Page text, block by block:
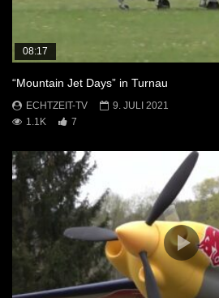
08:17
“Mountain Jet Days” in Turnau
ECHTZEIT-TV
9. JULI 2021
1.1K
7